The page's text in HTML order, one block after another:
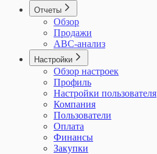
Отчеты
Обзор
Продажи
ABC-анализ
Настройки
Обзор настроек
Профиль
Настройки пользователя
Компания
Пользователи
Оплата
Финансы
Закупки